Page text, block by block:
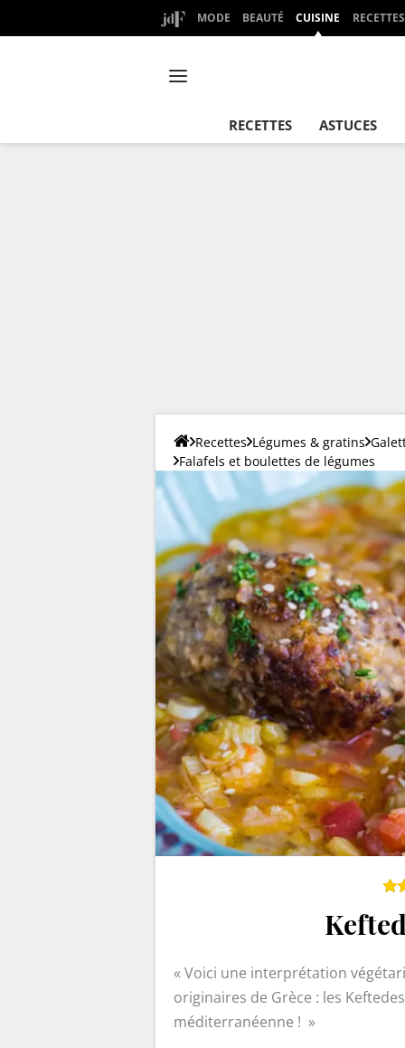
MODE BEAUTÉ CUISINE RECETTES
RECETTES ASTUCES
Recettes Légumes & gratins
Falafels et boulettes de légumes
Voici une interprétation
originaires de Grèce : les
méditerranéenne !